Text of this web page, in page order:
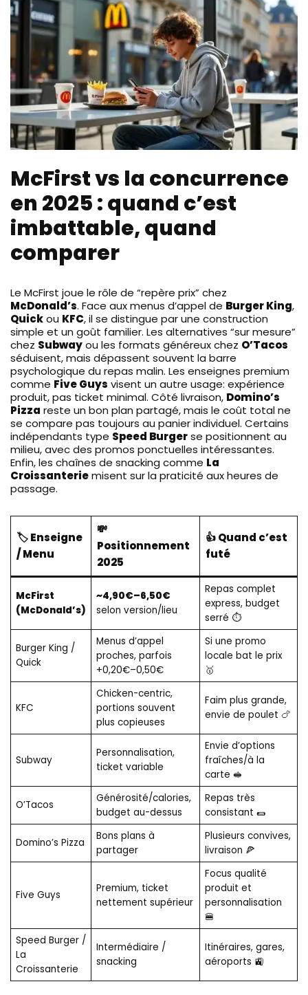
McFirst vs la concurrence
en 2025 : quand c’est
imbattable, quand
comparer
Le McFirst joue le rôle de “repère prix” chez
McDonald’s. Face aux menus d’appel de Burger King,
Quickou KFC, il se distingue par une construction
simple et un goût familier. Les alternatives “sur mesure”
chez Subwayou les formats généreux chez O’Tacos
séduisent, mais dépassent souvent la barre
psychologique du repas malin. Les enseignes premium
comme Five Guys visent un autre usage: expérience
produit, pas ticket minimal. Côté livraison, Domino’s
Pizza reste un bon plan partagé, mais le coût total ne
se compare pas toujours au panier individuel. Certains
indépendants type Speed Burgerse positionnent au
milieu, avec des promos ponctuelles intéressantes.
Enfin, les chaînes de snacking comme La
Croissanteriemisent sur la praticité aux heures de
passage.
🏷️ Enseigne
/ Menu
💸
Positionnement
2025
👍 Quand c’est
futé
McFirst
(McDonald’s)
~4,90€–6,50€
selon version/lieu
Repas complet
express, budget
serré ⏱️
Burger King /
Quick
Menus d’appel
proches, parfois
+0,20€–0,50€
Si une promo
locale bat le prix
🥇
KFC
Chicken-centric,
portions souvent
plus copieuses
Faim plus grande,
envie de poulet 🍗
Subway
Personnalisation,
ticket variable
Envie d’options
fraîches/à la
carte 🥪
O’Tacos
Générosité/calories,
budget au-dessus
Repas très
consistant 🌯
Domino’s Pizza
Bons plans à
partager
Plusieurs convives,
livraison 🍕
Five Guys
Premium, ticket
nettement supérieur
Focus qualité
produit et
personnalisation
🍔
Speed Burger /
La
Croissanterie
Intermédiaire /
snacking
Itinéraires, gares,
aéroports 🚉